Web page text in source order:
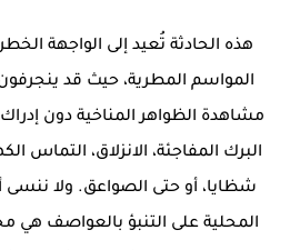
هذه الحادثة تُعيد إلى الواجهة
المواسم المطرية، حيث قد
مشاهدة الظواهر المناخية دون
البرك المفاجئة، الانزلاق، التماس
شظايا، أو حتى الصواعق. ولا ننسى
المحلية على التنبؤ بالعواصف هي